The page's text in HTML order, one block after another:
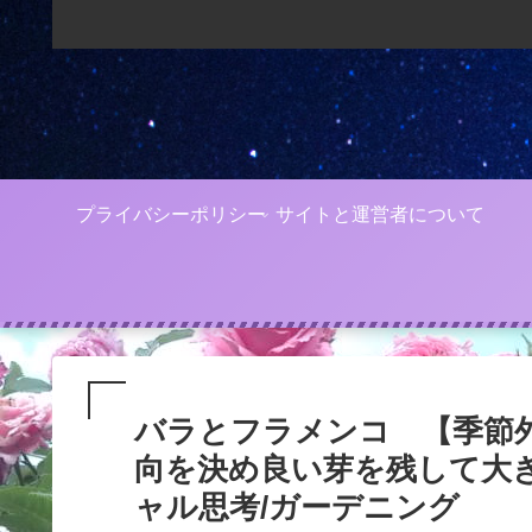
プライバシーポリシー サイトと運営者について
バラとフラメンコ 【季節
向を決め良い芽を残して
ャル思考/ガーデニング